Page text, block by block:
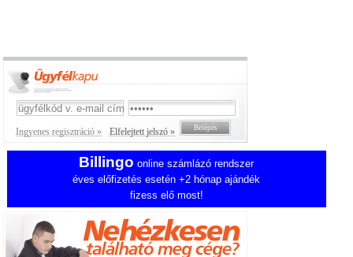
Ingyenes regisztráció » Elfelejtett jelszó »
Billingo online számlázó rendszer
éves előfizetés esetén +2 hónap ajándék
fizess elő most!